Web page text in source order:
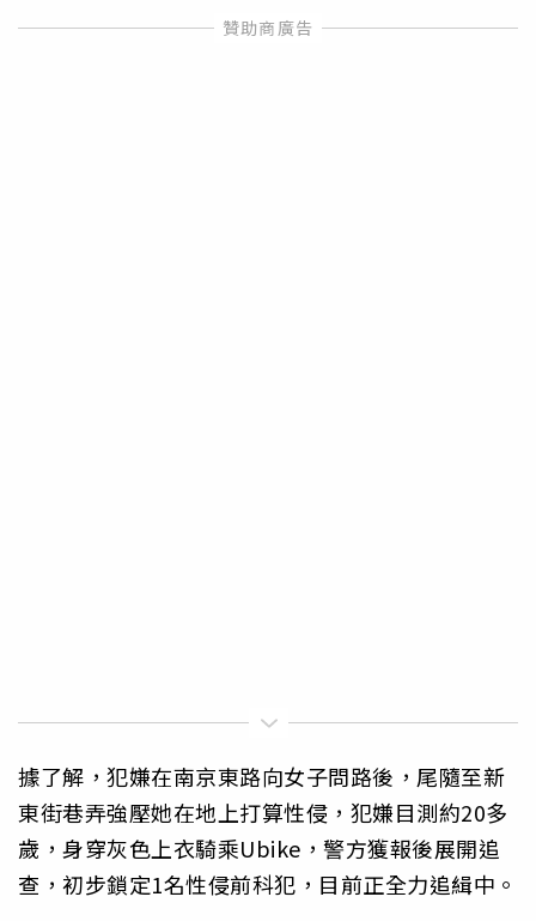
據了解，犯嫌在南京東路向女子問路後，尾隨至新
東街巷弄強壓她在地上打算性侵，犯嫌目測約20多
歲，身穿灰色上衣騎乘Ubike，警方獲報後展開追
查，初步鎖定1名性侵前科犯，目前正全力追緝中。